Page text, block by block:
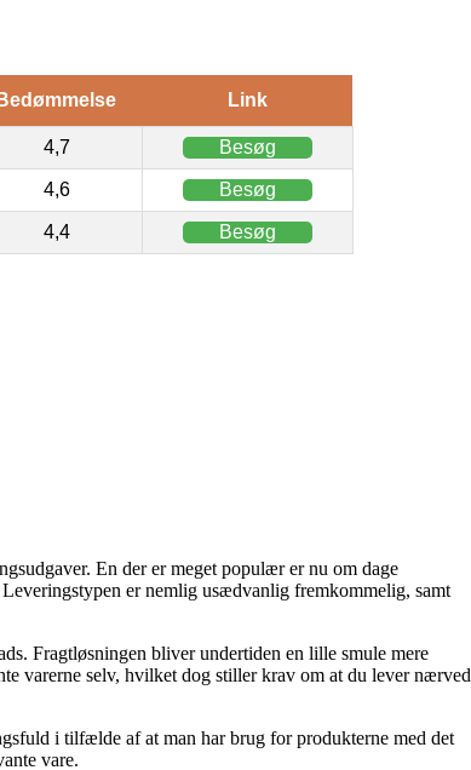
Bedømmelse Link
4,7 Besøg
4,6 Besøg
4,4 Besøg
En der er meget populær er nu om dage
er nemlig usædvanlig fremkommelig, samt
Fragtløsningen bliver undertiden en lille smule mere
varerne selv, hvilket dog stiller krav om at du lever nærved
i tilfælde af at man har brug for produkterne med det
vare.